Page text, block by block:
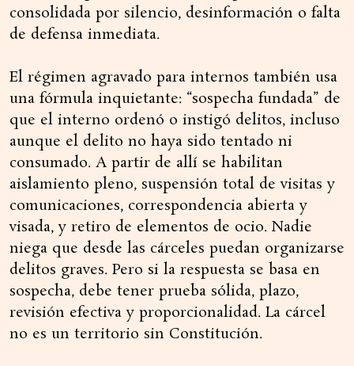
consolidada por silencio, desinformación o falta
de defensa inmediata.
El régimen agravado para internos también usa
una fórmula inquietante: “sospecha fundada” de
que el interno ordenó o instigó delitos, incluso
aunque el delito no haya sido tentado ni
consumado. A partir de allí se habilitan
aislamiento pleno, suspensión total de visitas y
comunicaciones, correspondencia abierta y
visada, y retiro de elementos de ocio. Nadie
niega que desde las cárceles puedan organizarse
delitos graves. Pero si la respuesta se basa en
sospecha, debe tener prueba sólida, plazo,
revisión efectiva y proporcionalidad. La cárcel
no es un territorio sin Constitución.